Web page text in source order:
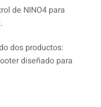
de NINO4 para
dos productos:
diseñado para